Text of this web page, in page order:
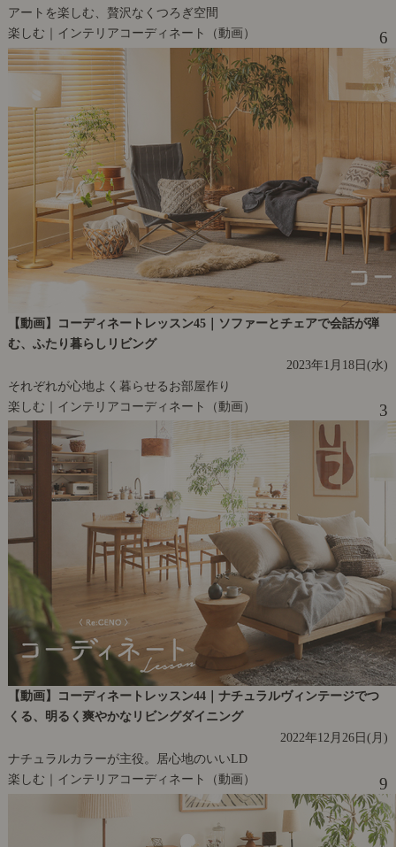
アートを楽しむ、贅沢なくつろぎ空間
楽しむ｜インテリアコーディネート（動画）
6
【動画】コーディネートレッスン45｜ソファーとチェアで会話が弾
む、ふたり暮らしリビング
2023年1月18日(水)
それぞれが心地よく暮らせるお部屋作り
楽しむ｜インテリアコーディネート（動画）
3
【動画】コーディネートレッスン44｜ナチュラルヴィンテージでつ
くる、明るく爽やかなリビングダイニング
2022年12月26日(月)
ナチュラルカラーが主役。居心地のいいLD
楽しむ｜インテリアコーディネート（動画）
9